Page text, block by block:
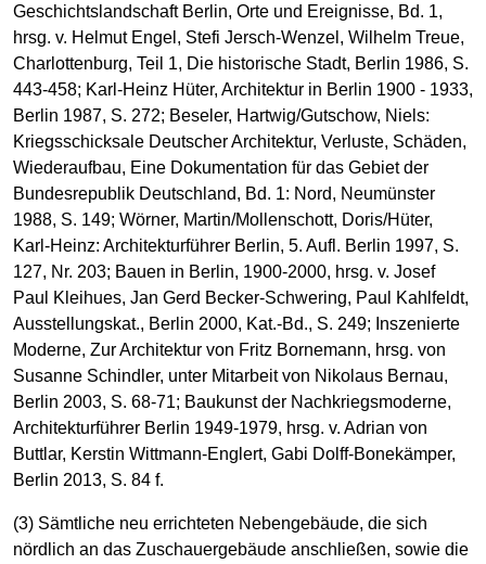
Geschichtslandschaft Berlin, Orte und Ereignisse, Bd. 1,
hrsg. v. Helmut Engel, Stefi Jersch-Wenzel, Wilhelm Treue,
Charlottenburg, Teil 1, Die historische Stadt, Berlin 1986, S.
443-458; Karl-Heinz Hüter, Architektur in Berlin 1900 - 1933,
Berlin 1987, S. 272; Beseler, Hartwig/Gutschow, Niels:
Kriegsschicksale Deutscher Architektur, Verluste, Schäden,
Wiederaufbau, Eine Dokumentation für das Gebiet der
Bundesrepublik Deutschland, Bd. 1: Nord, Neumünster
1988, S. 149; Wörner, Martin/Mollenschott, Doris/Hüter,
Karl-Heinz: Architekturführer Berlin, 5. Aufl. Berlin 1997, S.
127, Nr. 203; Bauen in Berlin, 1900-2000, hrsg. v. Josef
Paul Kleihues, Jan Gerd Becker-Schwering, Paul Kahlfeldt,
Ausstellungskat., Berlin 2000, Kat.-Bd., S. 249; Inszenierte
Moderne, Zur Architektur von Fritz Bornemann, hrsg. von
Susanne Schindler, unter Mitarbeit von Nikolaus Bernau,
Berlin 2003, S. 68-71; Baukunst der Nachkriegsmoderne,
Architekturführer Berlin 1949-1979, hrsg. v. Adrian von
Buttlar, Kerstin Wittmann-Englert, Gabi Dolff-Bonekämper,
Berlin 2013, S. 84 f.
(3) Sämtliche neu errichteten Nebengebäude, die sich
nördlich an das Zuschauergebäude anschließen, sowie die